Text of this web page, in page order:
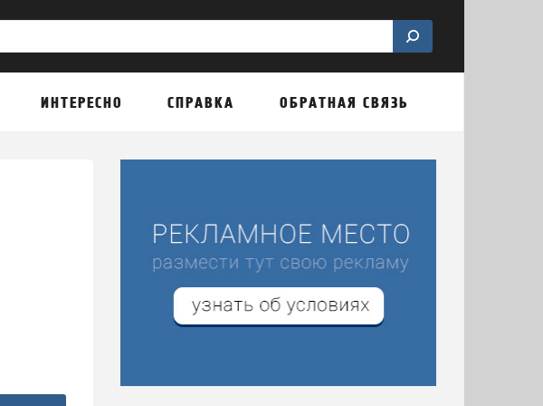
ИНТЕРЕСНО СПРАВКА ОБРАТНАЯ СВЯЗЬ